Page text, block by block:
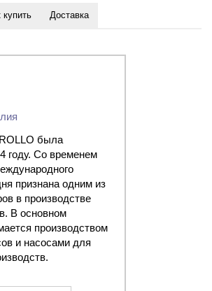
купить Доставка
была
году. Со временем
признана одним из
в производстве
В основном
производством
и насосами для